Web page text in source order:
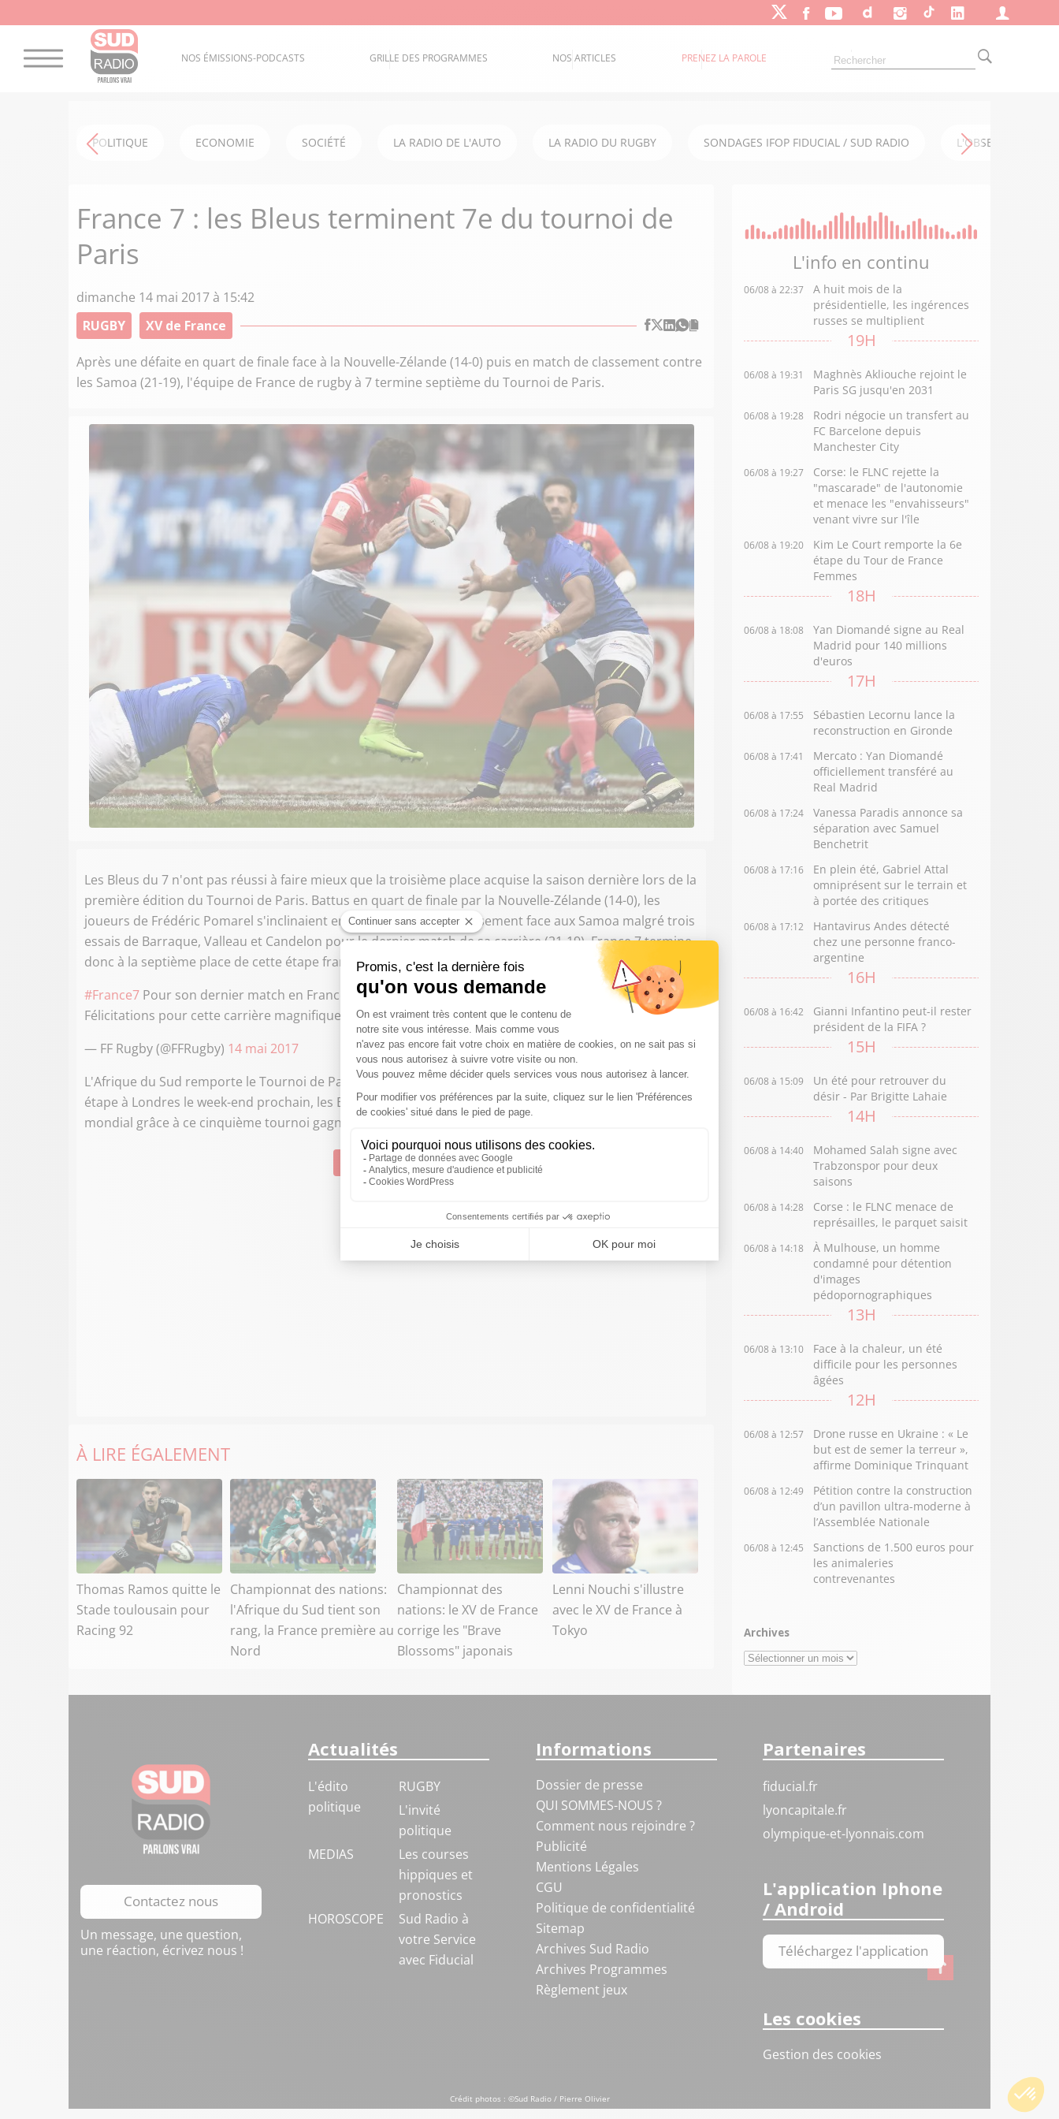
NOS ÉMISSIONS-PODCASTS GRILLE DES PROGRAMMES NOS ARTICLES PRENEZ LA PAROLE
POLITIQUE ECONOMIE SOCIÉTÉ LA RADIO DE L'AUTO LA RADIO DU RUGBY SONDAGES IFOP FIDUCIAL / SUD RADIO L'OBSERVATOIRE
France 7 : les Bleus terminent 7e du tournoi de
Paris
dimanche 14 mai 2017 à 15:42
RUGBY
XV de France
Après une défaite en quart de finale face à la Nouvelle-Zélande (14-0) puis en match de classement contre
les Samoa (21-19), l'équipe de France de rugby à 7 termine septième du Tournoi de Paris.
Les Bleus du 7 n'ont pas réussi à faire mieux que la troisième place acquise la saison dernière lors de la
première édition du Tournoi de Paris. Battus en quart de finale par la Nouvelle-Zélande (14-0), les
joueurs de Frédéric Pomarel s'inclinaient ensuite en match de classement face aux Samoa malgré trois
essais de Barraque, Valleau et Candelon pour le dernier match de sa carrière (21-19). France 7 termine
donc à la septième place de cette étape française du Circuit mondial.
#France7 Pour son dernier match en France @JulienCandelonmarque un essai au @paris7s​!
Félicitations pour cette carrière magnifique ?
pic.twitter.com/Rybv249gFs
— FF Rugby (@FFRugby) 14 mai 2017
L'Afrique du Sud remporte le Tournoi de Paris en dominant l'Écosse en finale (15-5). Avant la dernière
étape à Londres le week-end prochain, les Blitzboks sont assurés de terminer premiers du Circuit
mondial grâce à ce cinquième tournoi gagné cette saison.
Suivre Sud Radio
À LIRE ÉGALEMENT
Thomas Ramos quitte le
Stade toulousain pour
Racing 92
Championnat des nations:
l'Afrique du Sud tient son
rang, la France première au
Nord
Championnat des
nations: le XV de France
corrige les "Brave
Blossoms" japonais
Lenni Nouchi s'illustre
avec le XV de France à
Tokyo
L'info en continu
06/08 à 22:37
A huit mois de la
présidentielle, les ingérences
russes se multiplient
19H
06/08 à 19:31
Maghnès Akliouche rejoint le
Paris SG jusqu'en 2031
06/08 à 19:28
Rodri négocie un transfert au
FC Barcelone depuis
Manchester City
06/08 à 19:27
Corse: le FLNC rejette la
"mascarade" de l'autonomie
et menace les "envahisseurs"
venant vivre sur l'île
06/08 à 19:20
Kim Le Court remporte la 6e
étape du Tour de France
Femmes
18H
06/08 à 18:08
Yan Diomandé signe au Real
Madrid pour 140 millions
d'euros
17H
06/08 à 17:55
Sébastien Lecornu lance la
reconstruction en Gironde
06/08 à 17:41
Mercato : Yan Diomandé
officiellement transféré au
Real Madrid
06/08 à 17:24
Vanessa Paradis annonce sa
séparation avec Samuel
Benchetrit
06/08 à 17:16
En plein été, Gabriel Attal
omniprésent sur le terrain et
à portée des critiques
06/08 à 17:12
Hantavirus Andes détecté
chez une personne franco-
argentine
16H
06/08 à 16:42
Gianni Infantino peut-il rester
président de la FIFA ?
15H
06/08 à 15:09
Un été pour retrouver du
désir - Par Brigitte Lahaie
14H
06/08 à 14:40
Mohamed Salah signe avec
Trabzonspor pour deux
saisons
06/08 à 14:28
Corse : le FLNC menace de
représailles, le parquet saisit
06/08 à 14:18
À Mulhouse, un homme
condamné pour détention
d'images
pédopornographiques
13H
06/08 à 13:10
Face à la chaleur, un été
difficile pour les personnes
âgées
12H
06/08 à 12:57
Drone russe en Ukraine : « Le
but est de semer la terreur »,
affirme Dominique Trinquant
06/08 à 12:49
Pétition contre la construction
d’un pavillon ultra-moderne à
l’Assemblée Nationale
06/08 à 12:45
Sanctions de 1.500 euros pour
les animaleries
contrevenantes
Archives
Archives
Contactez nous
Un message, une question,
une réaction, écrivez nous !
Actualités
L'édito
politique
RUGBY
L'invité
politique
MEDIAS
Les courses
hippiques et
pronostics
HOROSCOPE
Sud Radio à
votre Service
avec Fiducial
Informations
Dossier de presse
QUI SOMMES-NOUS ?
Comment nous rejoindre ?
Publicité
Mentions Légales
CGU
Politique de confidentialité
Sitemap
Archives Sud Radio
Archives Programmes
Règlement jeux
Partenaires
fiducial.fr
lyoncapitale.fr
olympique-et-lyonnais.com
L'application Iphone
/ Android
Téléchargez l'application
Les cookies
Gestion des cookies
Crédit photos : ©Sud Radio / Pierre Olivier